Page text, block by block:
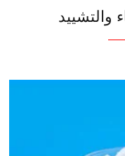
والتشييد